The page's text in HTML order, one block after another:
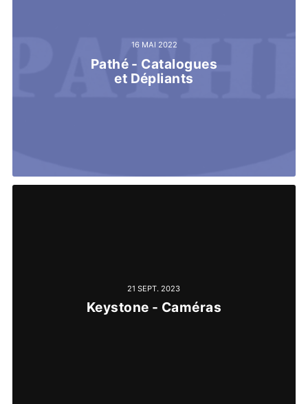
16 MAI 2022
Pathé - Catalogues
et Dépliants
21 SEPT. 2023
Keystone - Caméras